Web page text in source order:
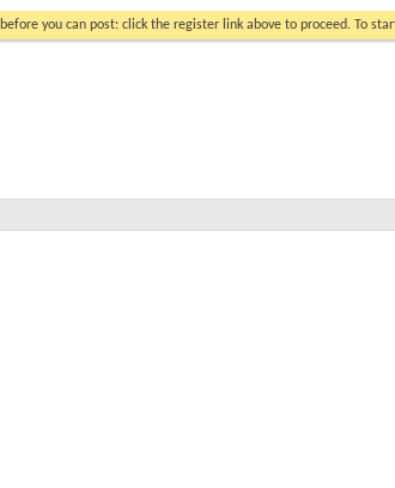
before you can post: click the register link above to proceed. To